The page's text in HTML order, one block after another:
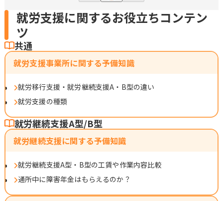
就労支援に関するお役立ちコンテン
ツ
共通
就労支援事業所に関する予備知識
就労移行支援・就労継続支援A・B型の違い
就労支援の種類
就労継続支援A型/B型
就労継続支援に関する予備知識
就労継続支援A型・B型の工賃や作業内容比較
通所中に障害年金はもらえるのか？